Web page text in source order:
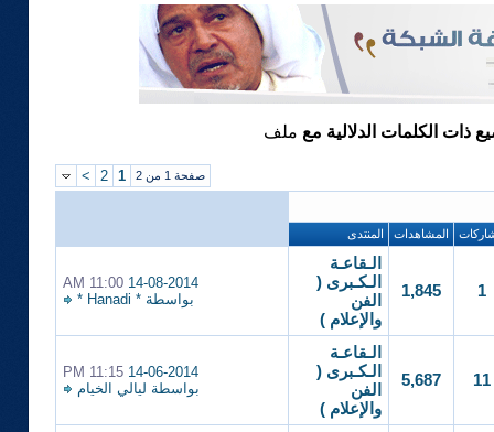
ذات الكلمات الدلالية مع ملف
صفحة 1 من 2 1
2
>
المشاهدات المنتدى
1
1,845
الـقاعـة
الـكـبرى (
الفن
والإعلام )
14-08-2014
11:00 AM
بواسطة* Hanadi *
11
5,687
الـقاعـة
الـكـبرى (
الفن
والإعلام )
14-06-2014
11:15 PM
بواسطة ليالي الخيام